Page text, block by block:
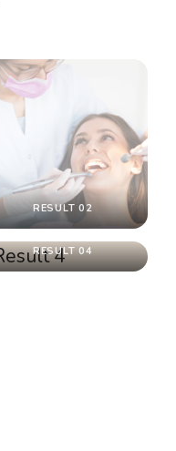
RESULT 02
RESULT 04